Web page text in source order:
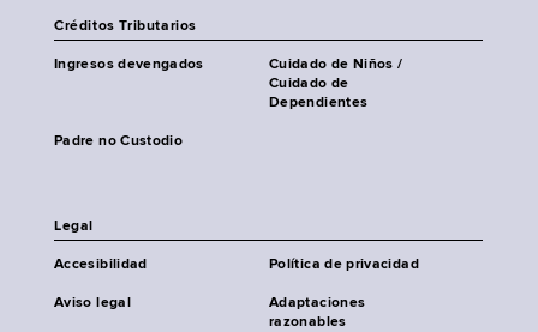
Créditos Tributarios
Ingresos devengados
Cuidado de Niños /
Cuidado de
Dependientes
Padre no Custodio
Legal
Accesibilidad Política de privacidad
Aviso legal
Adaptaciones
razonables